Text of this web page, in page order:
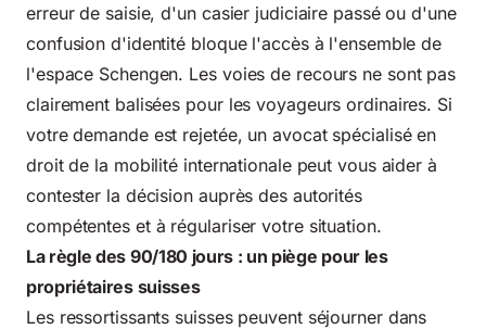
erreur de saisie, d'un casier judiciaire passé ou d'une
confusion d'identité bloque l'accès à l'ensemble de
l'espace Schengen. Les voies de recours ne sont pas
clairement balisées pour les voyageurs ordinaires. Si
votre demande est rejetée, un avocat spécialisé en
droit de la mobilité internationale peut vous aider à
contester la décision auprès des autorités
compétentes et à régulariser votre situation.
La règle des 90/180 jours : un piège pour les
propriétaires suisses
Les ressortissants suisses peuvent séjourner dans